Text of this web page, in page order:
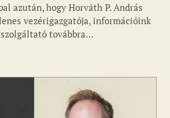
azután, hogy Horváth P. András
vezérigazgatója, információink
továbbra…